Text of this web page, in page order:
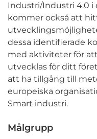
Industri/Industri 4.0 i
kommer också att
dessa identifierade
med aktiviteter för
utvecklas för ditt
att ha tillgång till
europeiska
Smart industri.
Målgrupp